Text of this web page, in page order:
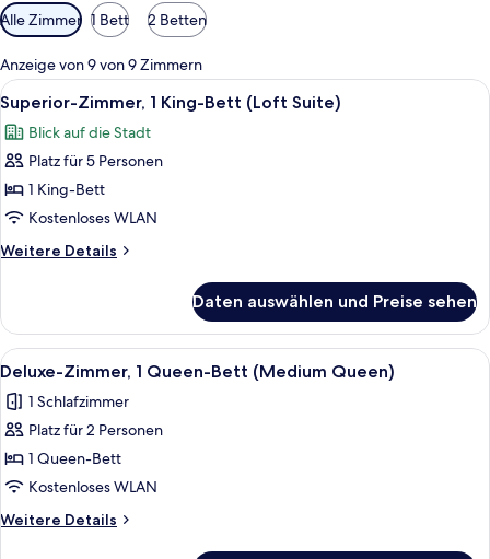
Verfügbare
Filter
für
Zimmer
Alle Zimmer 1 Bett 2 Betten
Anzeige von 9 von 9 Zimmern
Alle
Fotos
für
Superior-
Zimmer,
1 King-
Bett
(Loft
anzeigen
1 Schlafzimmer, hochwertige
18
Superior-Zimmer, 1 King-Bett (Loft Suite)
Blick auf die Stadt
Platz für 5 Personen
1 King-Bett
Kostenloses WLAN
Weitere Details
Weitere
Zimmer,
1 King-
Bett
Suite)
Daten auswählen und Preise sehen
Alle
Fotos
für
Deluxe-
Zimmer,
1
Queen-
Bett
Ein modernes Schlafzimmer mit
9
Deluxe-Zimmer, 1 Queen-Bett (Medium Queen)
1 Schlafzimmer
Platz für 2 Personen
1 Queen-Bett
Kostenloses WLAN
Weitere Details
Weitere